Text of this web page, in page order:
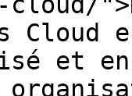
Cloud
et